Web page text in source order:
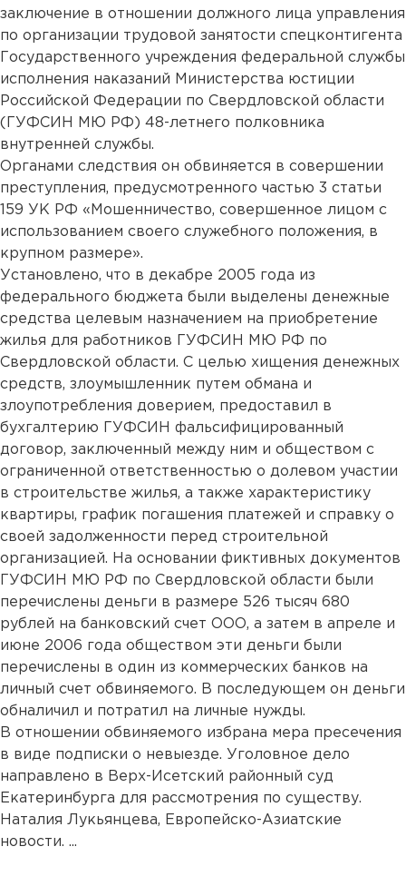
заключение в отношении должного лица управления
по организации трудовой занятости спецконтигента
Государственного учреждения федеральной службы
исполнения наказаний Министерства юстиции
Российской Федерации по Свердловской области
(ГУФСИН МЮ РФ) 48-летнего полковника
внутренней службы.
Органами следствия он обвиняется в совершении
преступления, предусмотренного частью 3 статьи
159 УК РФ «Мошенничество, совершенное лицом с
использованием своего служебного положения, в
крупном размере».
Установлено, что в декабре 2005 года из
федерального бюджета были выделены денежные
средства целевым назначением на приобретение
жилья для работников ГУФСИН МЮ РФ по
Свердловской области. С целью хищения денежных
средств, злоумышленник путем обмана и
злоупотребления доверием, предоставил в
бухгалтерию ГУФСИН фальсифицированный
договор, заключенный между ним и обществом с
ограниченной ответственностью о долевом участии
в строительстве жилья, а также характеристику
квартиры, график погашения платежей и справку о
своей задолженности перед строительной
организацией. На основании фиктивных документов
ГУФСИН МЮ РФ по Свердловской области были
перечислены деньги в размере 526 тысяч 680
рублей на банковский счет ООО, а затем в апреле и
июне 2006 года обществом эти деньги были
перечислены в один из коммерческих банков на
личный счет обвиняемого. В последующем он деньги
обналичил и потратил на личные нужды.
В отношении обвиняемого избрана мера пресечения
в виде подписки о невыезде. Уголовное дело
направлено в Верх-Исетский районный суд
Екатеринбурга для рассмотрения по существу.
Наталия Лукьянцева, Европейско-Азиатские
новости. ...